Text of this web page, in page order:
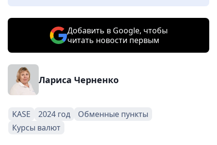
Добавить в Google, чтобы
читать новости первым
Лариса Черненко
KASE 2024 год
Обменные пункты
Курсы валют